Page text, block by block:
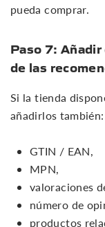
pueda comprar.
Paso 7:
de las
Si la tienda
añadirlos también:
GTIN / EAN,
MPN,
valoraciones
número de
productos